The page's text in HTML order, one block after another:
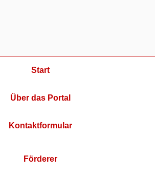
Start
Über das Portal
Kontaktformular
Förderer